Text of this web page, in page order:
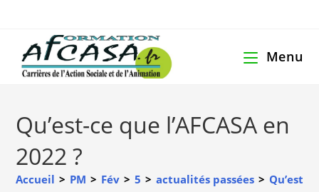
Menu
Qu’est-ce que l’AFCASA en
2022 ?
Accueil > PM > Fév > 5 > actualités passées > Qu’est-